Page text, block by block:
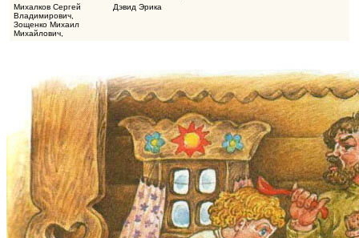
Михалков Сергей
Владимирович
Зощенко Михаил
Михайлович
Дэвид Эрика